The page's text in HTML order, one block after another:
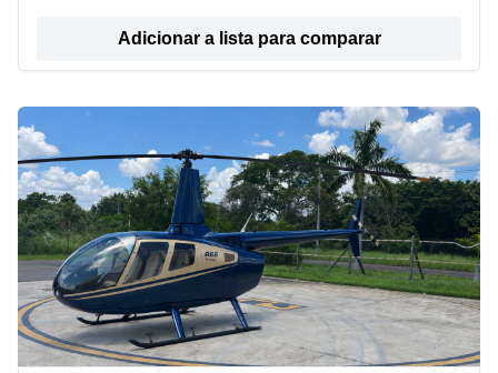
Adicionar a lista para comparar